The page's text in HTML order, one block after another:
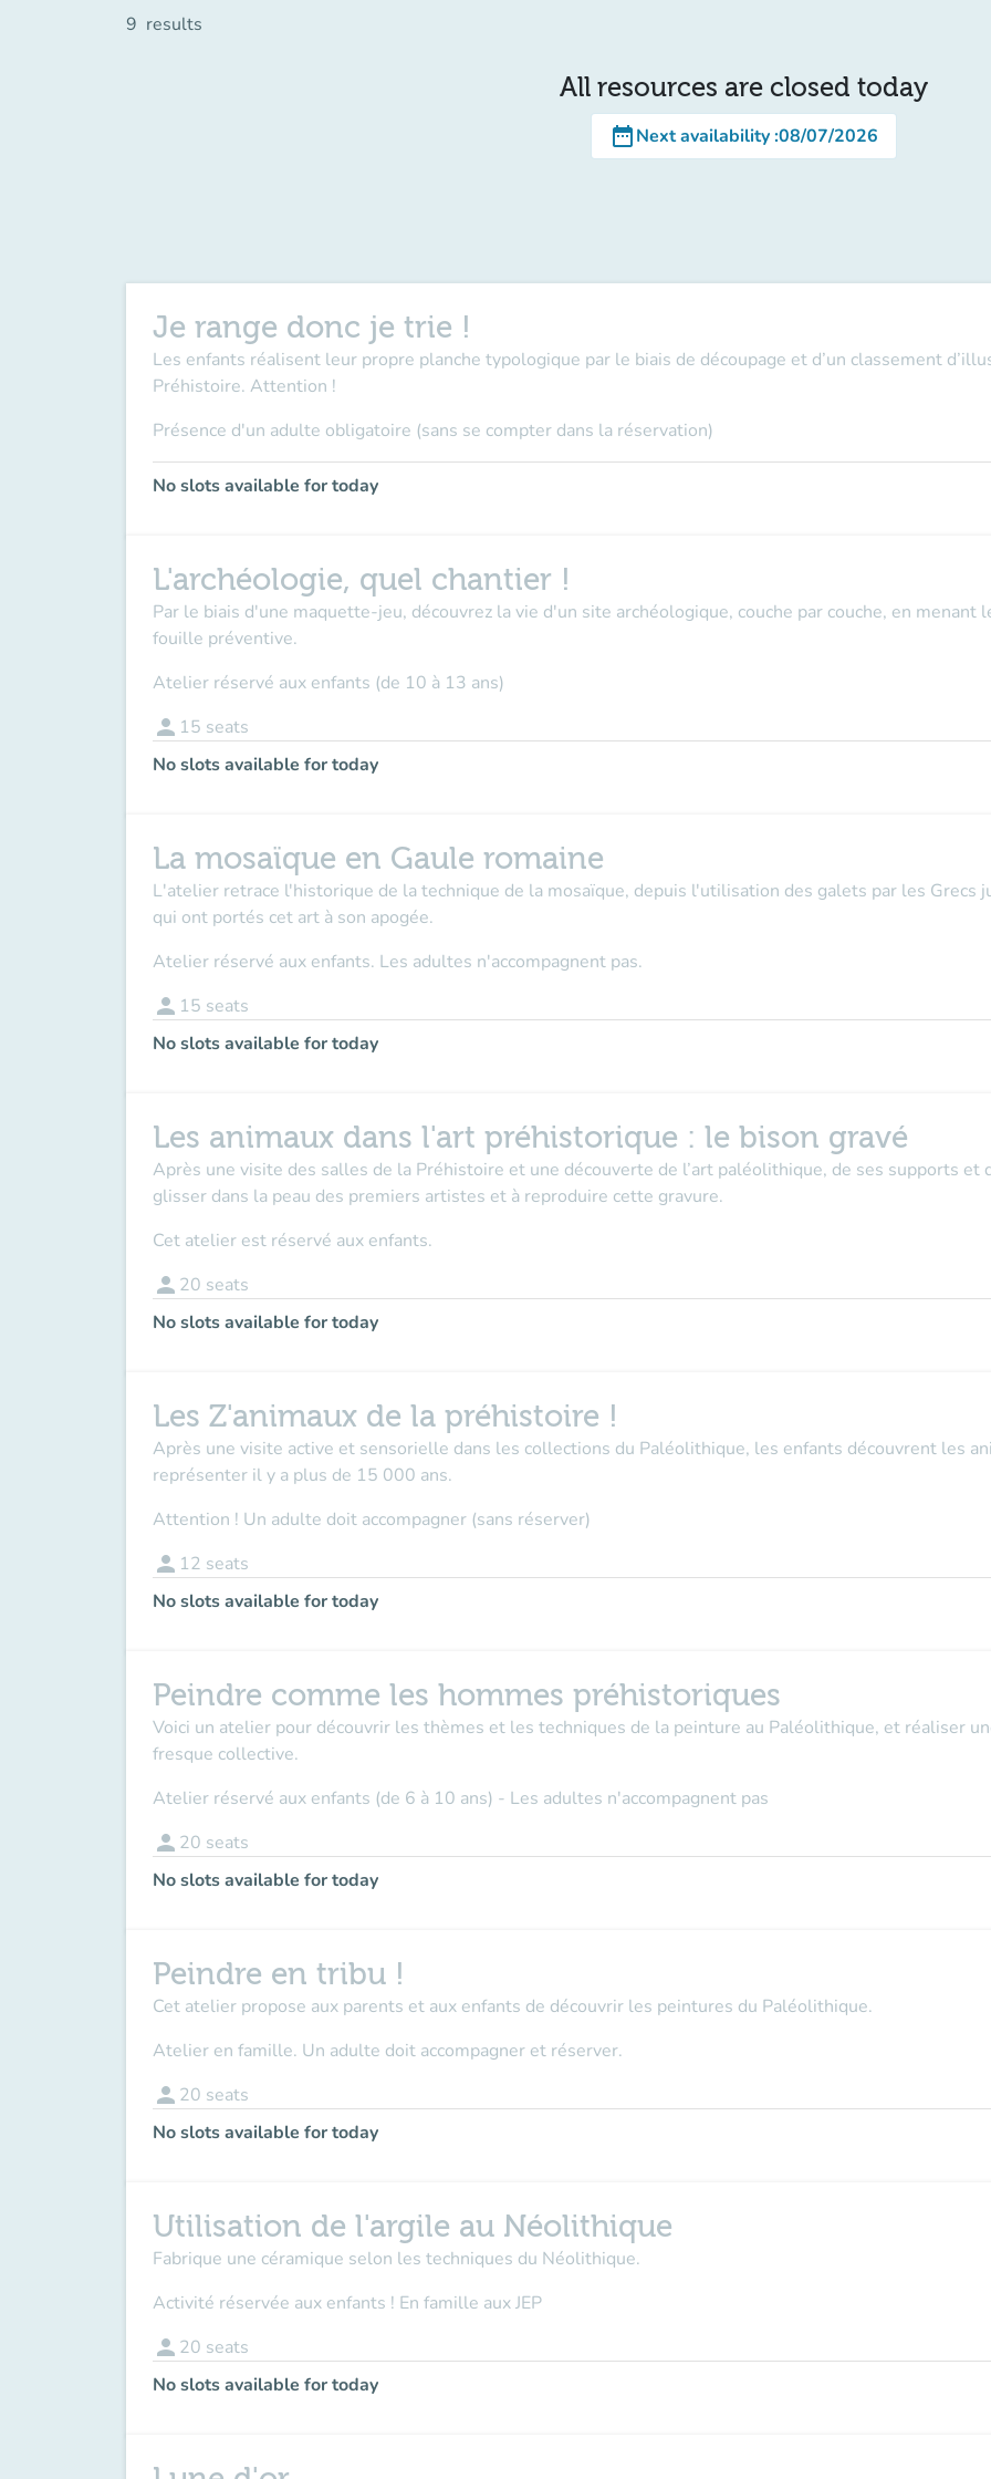
9 results
All resources are closed today
date_rangeNext availability:08/07/2026
Je range donc je trie !
Les enfants réalisent leur propre planche typologique par le biais de découpage et d’un classement
Préhistoire. Attention !
Présence d'un adulte obligatoire (sans se compter dans la réservation)
No slots available for today
L'archéologie, quel chantier !
Par le biais d'une maquette-jeu, découvrez la vie d'un site archéologique, couche par couche, en
fouille préventive.
Atelier réservé aux enfants (de 10 à 13 ans)
person 15 seats
No slots available for today
La mosaïque en Gaule romaine
L'atelier retrace l'historique de la technique de la mosaïque, depuis l'utilisation des galets par les Grecs
qui ont portés cet art à son apogée.
Atelier réservé aux enfants. Les adultes n'accompagnent pas.
person 15 seats
No slots available for today
Les animaux dans l'art préhistorique : le bison gravé
Après une visite des salles de la Préhistoire et une découverte de l’art paléolithique, de ses supports et
glisser dans la peau des premiers artistes et à reproduire cette gravure.
Cet atelier est réservé aux enfants.
person 20 seats
No slots available for today
Les Z'animaux de la préhistoire !
Après une visite active et sensorielle dans les collections du Paléolithique, les enfants découvrent les
représenter il y a plus de 15 000 ans.
Attention ! Un adulte doit accompagner (sans réserver)
person 12 seats
No slots available for today
Peindre comme les hommes préhistoriques
Voici un atelier pour découvrir les thèmes et les techniques de la peinture au Paléolithique, et réaliser
fresque collective.
Atelier réservé aux enfants (de 6 à 10 ans) - Les adultes n'accompagnent pas
person 20 seats
No slots available for today
Peindre en tribu !
Cet atelier propose aux parents et aux enfants de découvrir les peintures du Paléolithique.
Atelier en famille. Un adulte doit accompagner et réserver.
person 20 seats
No slots available for today
Utilisation de l'argile au Néolithique
Fabrique une céramique selon les techniques du Néolithique.
Activité réservée aux enfants ! En famille aux JEP
person 20 seats
No slots available for today